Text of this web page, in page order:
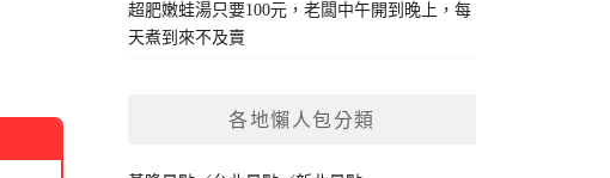
超肥嫩蛙湯只要100元，老闆中午開到晚上，每
天煮到來不及賣
各地懶人包分類